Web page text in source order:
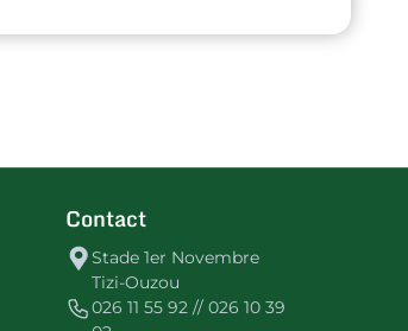
Contact
Stade 1er Novembre
Tizi-Ouzou
026 11 55 92 // 026 10 39